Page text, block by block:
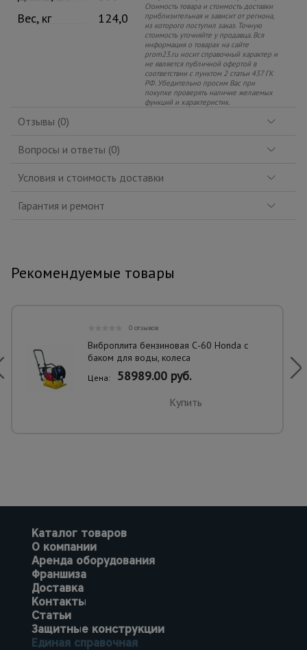
Вес, кг
124,0
Стоимость товара и стоимость доставки
приблизительная и зависит от региона,
из которого поступил заказ. Точную
стоимость уточняйте у продавца. Вся
информация о товарах на сайте
prom23.ru носит справочный характер и
не является публичной офертой в
соответствии с пунктом 2 статьи 437 ГК
РФ. Убедительно просим Вас при
покупке проверять наличие желаемых
функций и характеристик.
Отзывы (0)
Вопросы и ответы (0)
Условия и стоимость доставки
Гарантия и ремонт
Рекомендуемые товары
0 отзывов
Виброплита бензиновая С-60 Honda с
баком для воды, колеса
Цена: 58989.00 руб.
Купить
Каталог товаров
О компании
Аренда оборудования
Франшиза
Доставка
Контакты
Статьи
Защитные конструкции
Единая справочная